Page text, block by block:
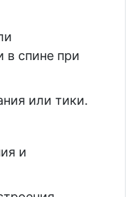
спине при
или тики.
и